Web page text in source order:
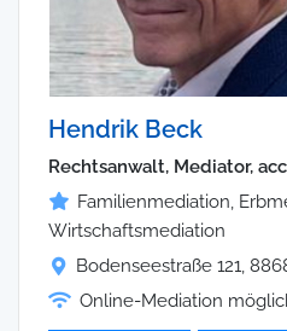
Hendrik Beck
Rechtsanwalt, Mediator,
Familienmediation,
Wirtschaftsmediation
Bodenseestraße 121,
Online-Mediation